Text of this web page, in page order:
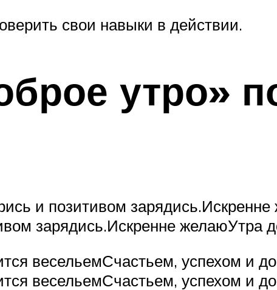
свои навыки в действии.
утро»
и позитивом
зарядись.Искренне желаюУтра
весельемСчастьем, успехом и
весельемСчастьем, успехом и